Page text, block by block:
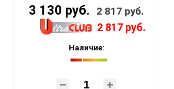
3 130 руб. 2 817 руб.
2 817 руб.
Наличие: